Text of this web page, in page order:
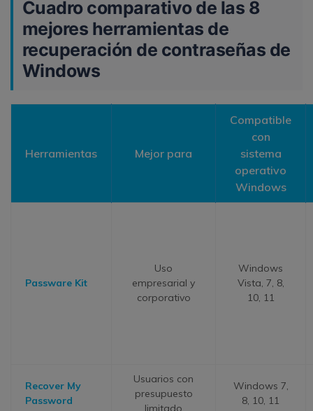
Cuadro comparativo de las 8
mejores herramientas de
recuperación de contraseñas de
Windows
Herramientas Mejor para
Compatible
con
sistema
operativo
Windows
Passware Kit
Uso
empresarial y
corporativo
Windows
Vista, 7, 8,
10, 11
Recover My
Password
Usuarios con
presupuesto
Windows 7,
8, 10, 11